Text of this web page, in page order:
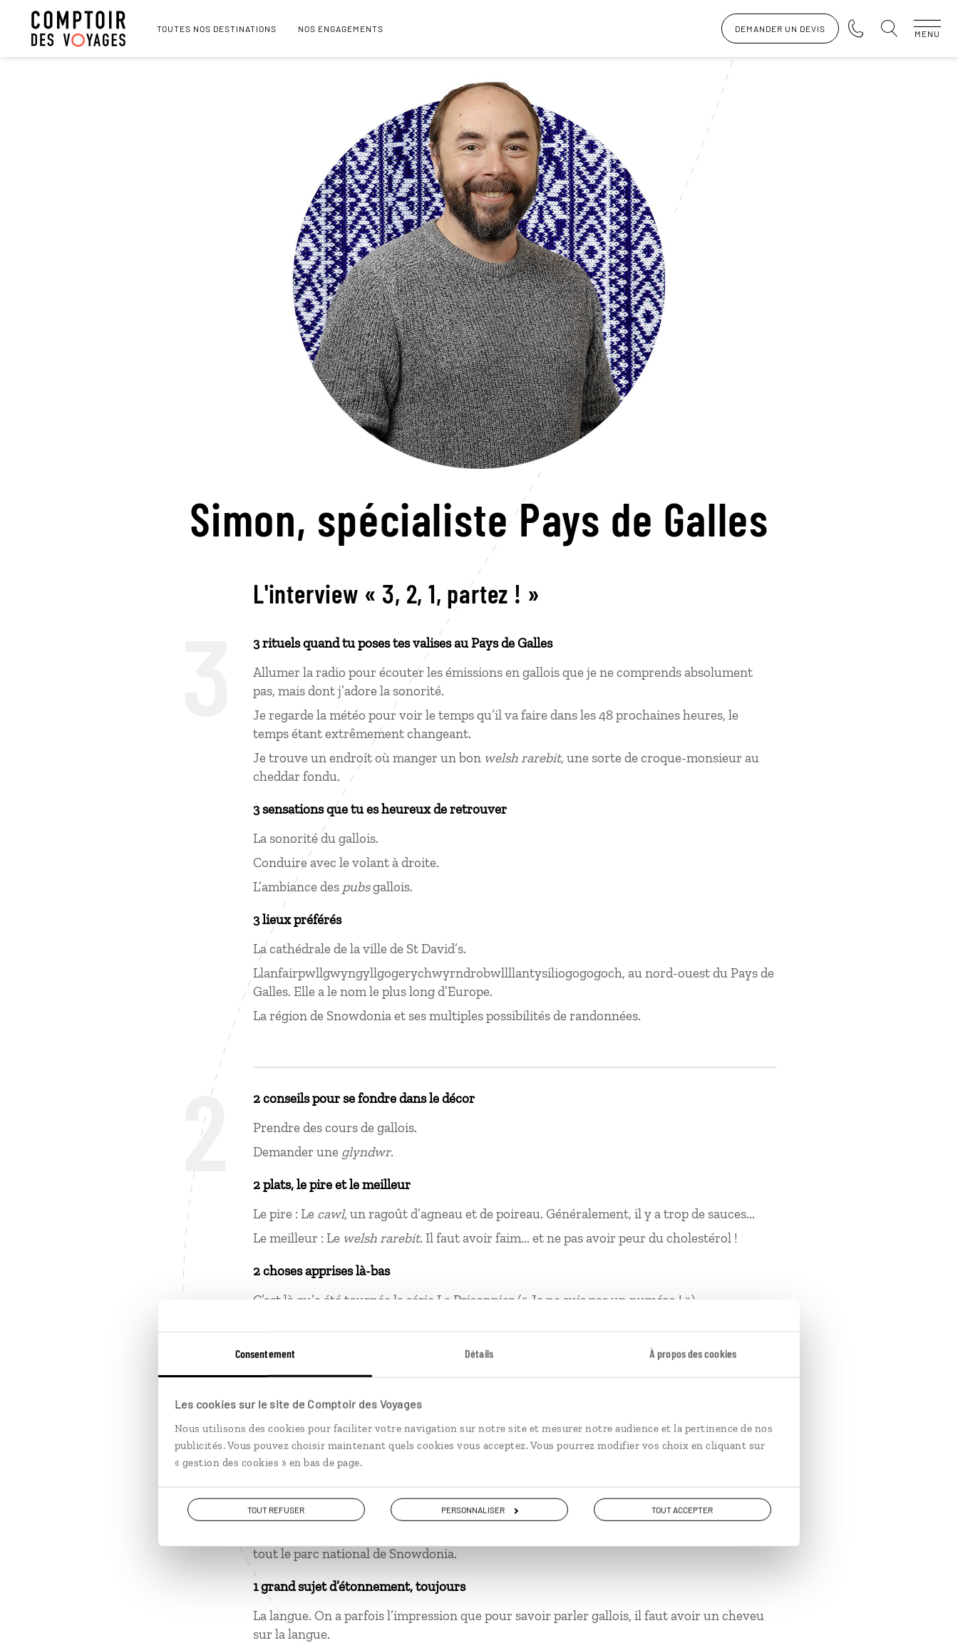
Consentement Détails À propos des cookies
Les cookies sur le site de Comptoir des Voyages
Nous utilisons des cookies pour faciliter votre navigation sur notre site et mesurer notre audience et la pertinence de nos
publicités. Vous pouvez choisir maintenant quels cookies vous acceptez. Vous pourrez modifier vos choix en cliquant sur
« gestion des cookies » en bas de page.
TOUT REFUSER PERSONNALISER TOUT ACCEPTER
TOUTES NOS DESTINATIONS NOS ENGAGEMENTS DEMANDER UN DEVIS MENU
Simon, spécialiste Pays de Galles
L'interview « 3, 2, 1, partez ! »
3 rituels quand tu poses tes valises au Pays de Galles
Allumer la radio pour écouter les émissions en gallois que je ne comprends absolument
pas, mais dont j’adore la sonorité.
Je regarde la météo pour voir le temps qu’il va faire dans les 48 prochaines heures, le
temps étant extrêmement changeant.
Je trouve un endroit où manger un bon welsh rarebit, une sorte de croque-monsieur au
cheddar fondu.
3 sensations que tu es heureux de retrouver
La sonorité du gallois.
Conduire avec le volant à droite.
L’ambiance des pubsgallois.
3 lieux préférés
La cathédrale de la ville de St David’s.
Llanfairpwllgwyngyllgogerychwyrndrobwllllantysiliogogogoch, au nord-ouest du Pays de
Galles. Elle a le nom le plus long d’Europe.
La région de Snowdonia et ses multiples possibilités de randonnées.
2
2 conseils pour se fondre dans le décor
Prendre des cours de gallois.
Demander une glyndwr.
2 plats, le pire et le meilleur
Le pire : Le cawl, un ragoût d’agneau et de poireau. Généralement, il y a trop de sauces...
Le meilleur : Le welsh rarebit. Il faut avoir faim... et ne pas avoir peur du cholestérol !
2 choses apprises là-bas
C’est là qu’a été tournée la série Le Prisonnier (« Je ne suis pas un numéro ! »).
1
1 grand moment de solitude
Étant donné que l’écriture et la prononciation n’ont que peu de rapport, il m’a été très
difficile de me faire comprendre pour demander mon chemin…
1 grand moment de béatitude
tout le parc national de Snowdonia.
1 grand sujet d’étonnement, toujours
La langue. On a parfois l’impression que pour savoir parler gallois, il faut avoir un cheveu
sur la langue.